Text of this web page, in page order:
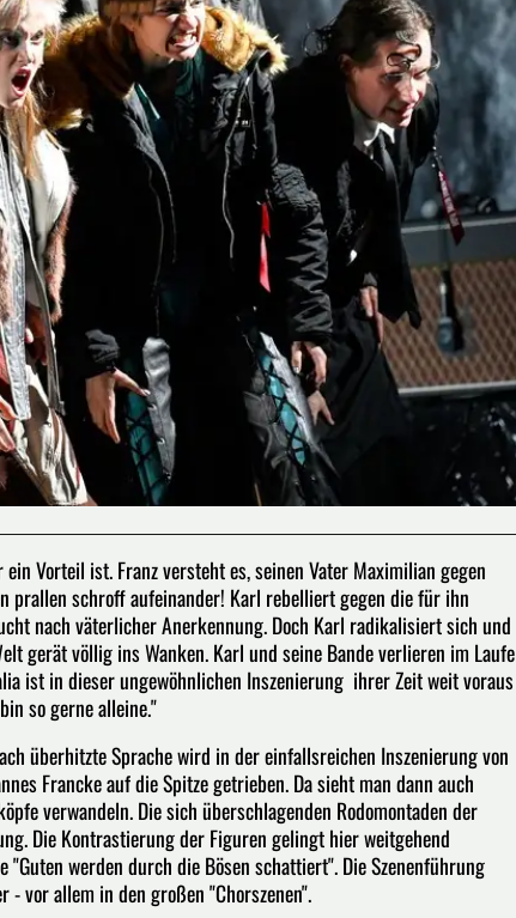
Vorteil ist. Franz versteht es, seinen Vater Maximilian gegen
prallen schroff aufeinander! Karl rebelliert gegen die für ihn
nach väterlicher Anerkennung. Doch Karl radikalisiert sich und
gerät völlig ins Wanken. Karl und seine Bande verlieren im Laufe
ist in dieser ungewöhnlichen Inszenierung ihrer Zeit weit voraus
so gerne alleine."
überhitzte Sprache wird in der einfallsreichen Inszenierung von
Francke auf die Spitze getrieben. Da sieht man dann auch
verwandeln. Die sich überschlagenden Rodomontaden der
Die Kontrastierung der Figuren gelingt hier weitgehend
werden durch die Bösen schattiert". Die Szenenführung
vor allem in den großen "Chorszenen".